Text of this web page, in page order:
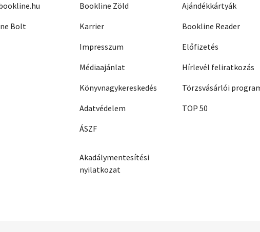
Bolt
Bookline Zöld
Karrier
Impresszum
Médiaajánlat
Könyvnagykereskedés
Adatvédelem
ÁSZF
Akadálymentesítési
nyilatkozat
Ajándékkártyák
Bookline Reader
Előfizetés
Hírlevél feliratkozás
Törzsvásárlói
TOP 50